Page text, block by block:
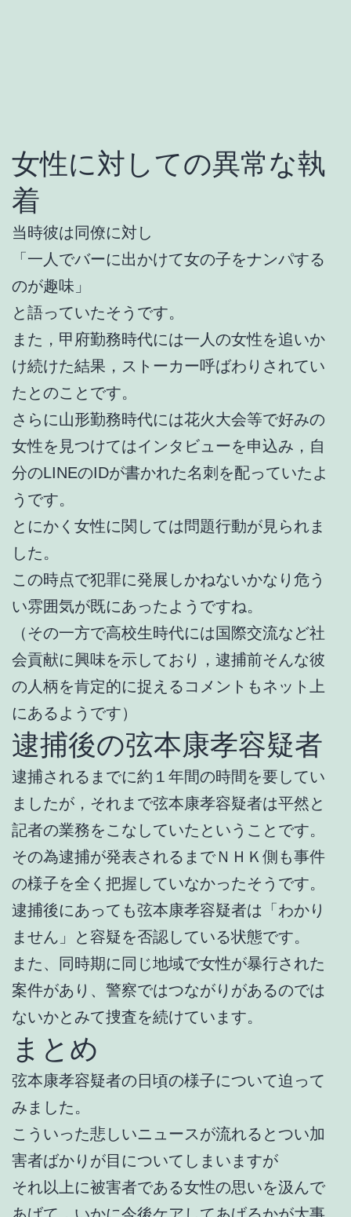
女性に対しての異常な執
着
当時彼は同僚に対し
「一人でバーに出かけて女の子をナンパする
のが趣味」
と語っていたそうです。
また，甲府勤務時代には一人の女性を追いか
け続けた結果，ストーカー呼ばわりされてい
たとのことです。
さらに山形勤務時代には花火大会等で好みの
女性を見つけてはインタビューを申込み，自
分のLINEのIDが書かれた名刺を配っていたよ
うです。
とにかく女性に関しては問題行動が見られま
した。
この時点で犯罪に発展しかねないかなり危う
い雰囲気が既にあったようですね。
（その一方で高校生時代には国際交流など社
会貢献に興味を示しており，逮捕前そんな彼
の人柄を肯定的に捉えるコメントもネット上
にあるようです）
逮捕後の弦本康孝容疑者
逮捕されるまでに約１年間の時間を要してい
ましたが，それまで弦本康孝容疑者は平然と
記者の業務をこなしていたということです。
その為逮捕が発表されるまでＮＨＫ側も事件
の様子を全く把握していなかったそうです。
逮捕後にあっても弦本康孝容疑者は「わかり
ません」と容疑を否認している状態です。
また、同時期に同じ地域で女性が暴行された
案件があり、警察ではつながりがあるのでは
ないかとみて捜査を続けています。
まとめ
弦本康孝容疑者の日頃の様子について迫って
みました。
こういった悲しいニュースが流れるとつい加
害者ばかりが目についてしまいますが
それ以上に被害者である女性の思いを汲んで